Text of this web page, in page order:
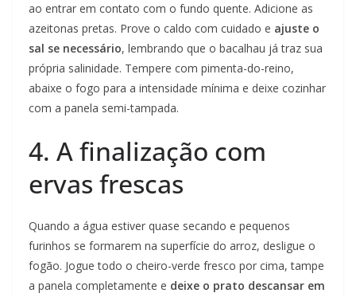
ao entrar em contato com o fundo quente. Adicione as
azeitonas pretas. Prove o caldo com cuidado e ajuste o
sal se necessário, lembrando que o bacalhau já traz sua
própria salinidade. Tempere com pimenta-do-reino,
abaixe o fogo para a intensidade mínima e deixe cozinhar
com a panela semi-tampada.
4. A finalização com
ervas frescas
Quando a água estiver quase secando e pequenos
furinhos se formarem na superfície do arroz, desligue o
fogão. Jogue todo o cheiro-verde fresco por cima, tampe
a panela completamente e deixe o prato descansar em